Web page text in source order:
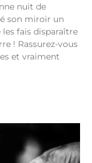
nuit de
son miroir un
fais disparaître
! Rassurez-vous
et vraiment